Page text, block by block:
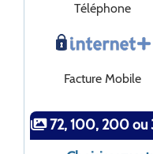
Téléphone
Facture Mobile
72, 100, 200 ou